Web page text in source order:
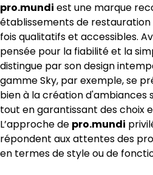
pro.mundi est une marque
établissements de
fois qualitatifs et accessibles.
pensée pour la fiabilité et la
distingue par son design
gamme Sky, par exemple, se
bien à la création d'ambiances
tout en garantissant des choix
L’approche de pro.mundi
répondent aux attentes des
en termes de style ou de